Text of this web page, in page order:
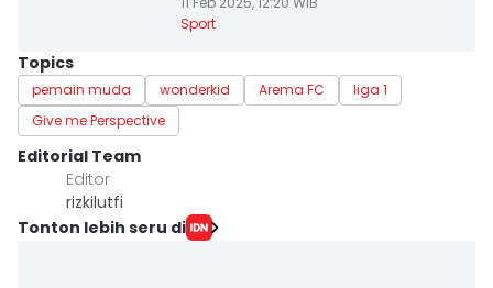
Sport
Topics
pemain muda wonderkid Arema FC
liga 1
Give me Perspective
Editorial Team
Editor
rizkilutfi
Tonton lebih seru di